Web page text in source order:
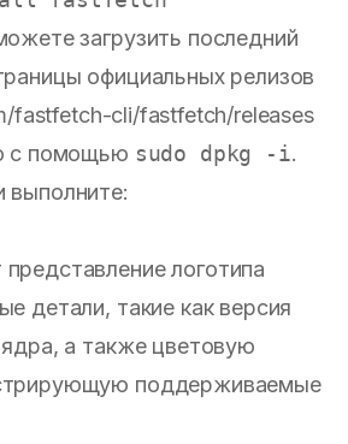
загрузить последний
официальных релизов
fastfetch-cli/fastfetch/releases
с помощью sudo dpkg -i.
выполните:
логотипа
детали, такие как версия
а также цветовую
поддерживаемые